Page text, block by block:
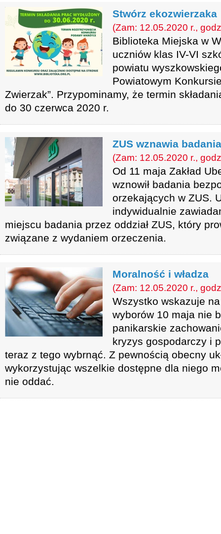
Stwórz ekozwierzaka
(Zam: 12.05.2020 r.,
Biblioteka Miejska w
uczniów klas IV-VI
powiatu
Powiatowym
Zwierzak”. Przypominamy, że termin
do 30 czerwca 2020 r.
ZUS wznawia badania
(Zam: 12.05.2020 r.,
Od 11 maja Zakład
wznowił badania
orzekających w ZUS.
indywidualnie
miejscu badania przez oddział ZUS, który
związane z wydaniem orzeczenia.
Moralność i władza
(Zam: 12.05.2020 r.,
Wszystko wskazuje
wyborów 10 maja nie
panikarskie
kryzys gospodarczy i
teraz z tego wybrnąć. Z pewnością obecny
wykorzystując wszelkie dostępne dla niego
nie oddać.